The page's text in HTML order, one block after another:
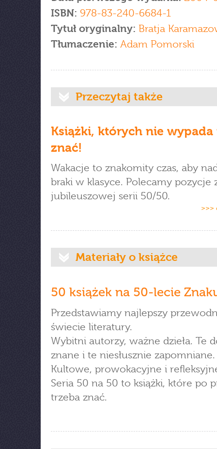
ISBN: 978-83-240-6684-1
Tytuł oryginalny: Bratja
Tłumaczenie: Adam Pomorski
Przeczytaj także
Książki, których nie wypada
znać!
Wakacje to znakomity czas, aby
braki w klasyce. Polecamy pozycje
jubileuszowej serii 50/50.
>>>
Materiały o książce
50 książek na 50-lecie
Przedstawiamy najlepszy
świecie literatury.
Wybitni autorzy, ważne dzieła. Te
znane i te niesłusznie zapomniane.
Kultowe, prowokacyjne i
Seria 50 na 50 to książki, które po
trzeba znać.